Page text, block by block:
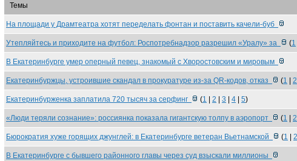
Темы
На площади у Драмтеатра хотят переделать фонтан и поставить качели-буб
Утепляйтесь и приходите на футбол: Роспотребнадзор разрешил «Уралу» за (1
В Екатеринбурге умер оперный певец, знакомый с Хворостовским и мировым
Екатеринбуржцы, устроившие скандал в прокуратуре из-за QR-кодов, отказ (1 2
Екатеринбурженка заплатила 720 тысяч за серфинг (1 2 3 4 5)
«Люди теряли сознание»: россиянка показала гигантскую толпу в аэропорт (1 2
Бюрократия хуже горящих джунглей: в Екатеринбурге ветеран Вьетнамской (1 2
В Екатеринбурге с бывшего районного главы через суд взыскали миллионы